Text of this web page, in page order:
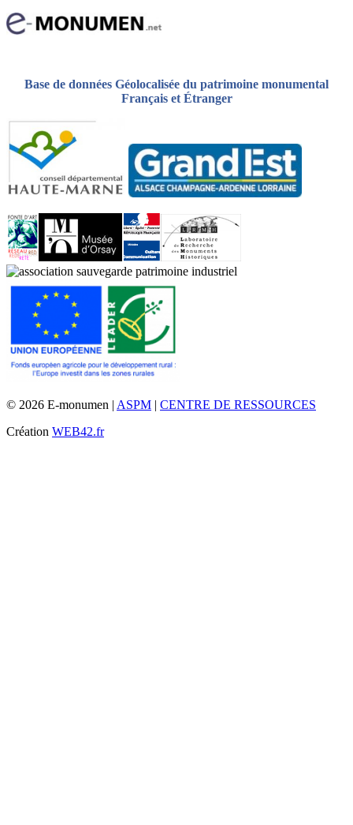
Base de données Géolocalisée du patrimoine monumental
Français et Étranger
© 2026 E-monumen | ASPM | CENTRE DE RESSOURCES
Création WEB42.fr